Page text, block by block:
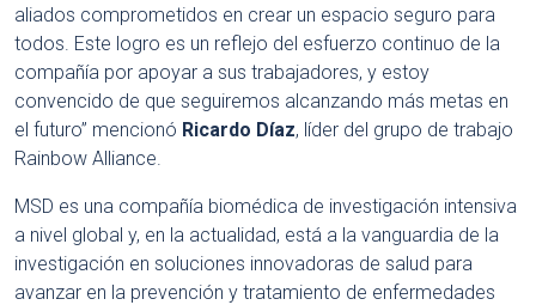
aliados comprometidos en crear un espacio seguro para
todos. Este logro es un reflejo del esfuerzo continuo de la
compañía por apoyar a sus trabajadores, y estoy
convencido de que seguiremos alcanzando más metas en
el futuro” mencionó Ricardo Díaz, líder del grupo de trabajo
Rainbow Alliance.
MSD es una compañía biomédica de investigación intensiva
a nivel global y, en la actualidad, está a la vanguardia de la
investigación en soluciones innovadoras de salud para
avanzar en la prevención y tratamiento de enfermedades